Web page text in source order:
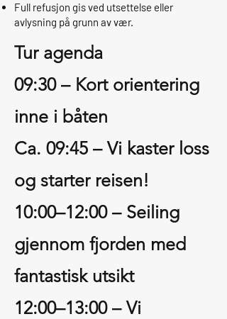
Full refusjon gis ved utsettelse eller
avlysning på grunn av vær.
Tur agenda
09:30 – Kort orientering
inne i båten
Ca. 09:45 – Vi kaster loss
og starter reisen!
10:00–12:00 – Seiling
gjennom fjorden med
fantastisk utsikt
12:00–13:00 – Vi